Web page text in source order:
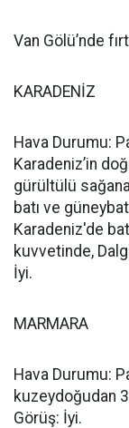
Van Gölü’nde
KARADENİZ
Hava Durumu:
Karadeniz’in
gürültülü
batı ve
Karadeniz'de
kuvvetinde,
İyi.
MARMARA
Hava Durumu:
kuzeydoğudan
Görüş: İyi.